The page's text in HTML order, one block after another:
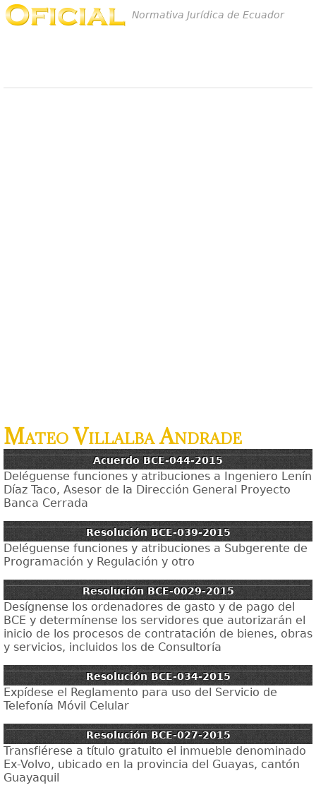
Normativa Jurídica de Ecuador
Mateo Villalba Andrade
Acuerdo BCE-044-2015
Deléguense funciones y atribuciones a Ingeniero Lenín
Díaz Taco, Asesor de la Dirección General Proyecto
Banca Cerrada
Resolución BCE-039-2015
Deléguense funciones y atribuciones a Subgerente de
Programación y Regulación y otro
Resolución BCE-0029-2015
Desígnense los ordenadores de gasto y de pago del
BCE y determínense los servidores que autorizarán el
inicio de los procesos de contratación de bienes, obras
y servicios, incluidos los de Consultoría
Resolución BCE-034-2015
Expídese el Reglamento para uso del Servicio de
Telefonía Móvil Celular
Resolución BCE-027-2015
Transfiérese a título gratuito el inmueble denominado
Ex-Volvo, ubicado en la provincia del Guayas, cantón
Guayaquil